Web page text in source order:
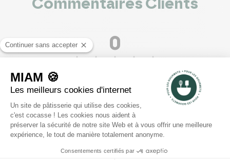
Commentaires Clients
0
5
4
3
2
1